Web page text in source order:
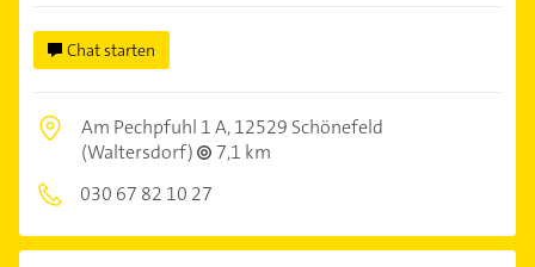
Chat starten
Am Pechpfuhl 1 A,12529 Schönefeld
(Waltersdorf)
7,1 km
030 67 82 10 27